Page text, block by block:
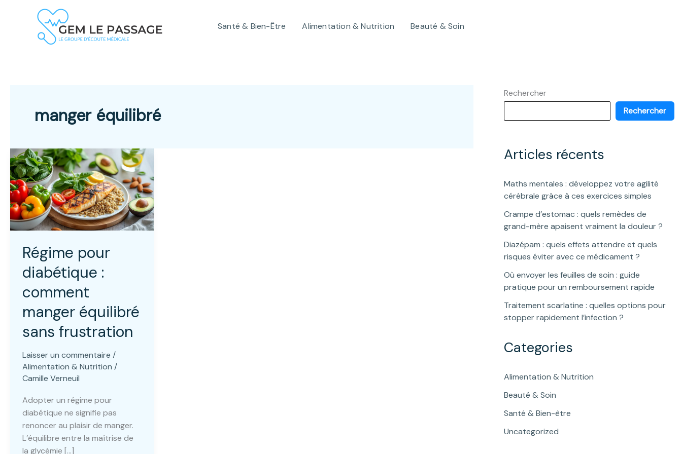
Santé & Bien-Être Alimentation & Nutrition Beauté & Soin
manger équilibré
Régime pour
diabétique :
comment
manger équilibré
sans frustration
Laisser un commentaire /
Alimentation & Nutrition /
Camille Verneuil
Adopter un régime pour
diabétique ne signifie pas
renoncer au plaisir de manger.
L’équilibre entre la maîtrise de
la glycémie […]
Rechercher
Rechercher
Articles récents
Maths mentales : développez votre agilité
cérébrale grâce à ces exercices simples
Crampe d’estomac : quels remèdes de
grand-mère apaisent vraiment la douleur ?
Diazépam : quels effets attendre et quels
risques éviter avec ce médicament ?
Où envoyer les feuilles de soin : guide
pratique pour un remboursement rapide
Traitement scarlatine : quelles options pour
stopper rapidement l’infection ?
Categories
Alimentation & Nutrition
Beauté & Soin
Santé & Bien-être
Uncategorized